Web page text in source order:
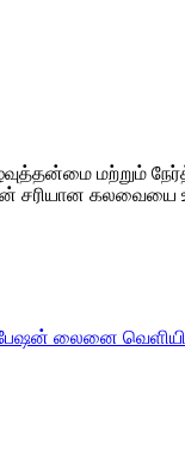
மற்றும்
சரியான கலவையை